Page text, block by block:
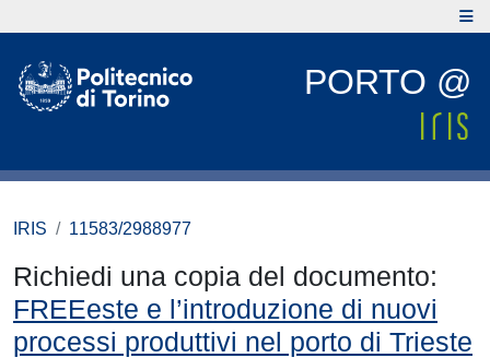
PORTO @
IRIS 11583/2988977
Richiedi una copia del documento:
FREEeste e l’introduzione di nuovi
processi produttivi nel porto di Trieste